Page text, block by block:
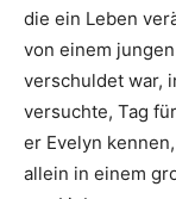
die ein Leben
von einem
verschuldet war,
versuchte, Tag
er Evelyn
allein in einem